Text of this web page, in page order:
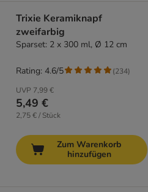
Trixie Keramiknapf
zweifarbig
Sparset: 2 x 300 ml, Ø 12 cm
UVP 7,99 €
5,49 €
2,75 € / Stück
Rating: 4.6/5 (234)
Zum Warenkorb
hinzufügen